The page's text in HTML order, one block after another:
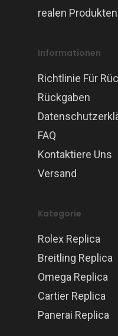
realen
Informationen
Richtlinie Für
Rückgaben
FAQ
Kontaktiere Uns
Versand
Kategorie
Rolex Replica
Breitling Replica
Omega Replica
Cartier Replica
Panerai Replica